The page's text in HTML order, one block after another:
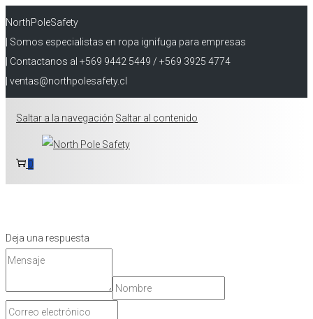
NorthPoleSafety
| Somos especialistas en ropa ignifuga para empresas
| Contactanos al +569 9442 5449 / +569 3925 4774
| ventas@northpolesafety.cl
Saltar a la navegación Saltar al contenido
0
Deja una respuesta